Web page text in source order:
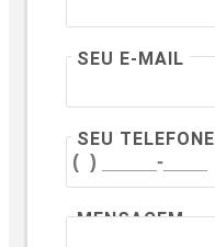
SEU E-MAIL
SEU TELEFONE
MENSAGEM